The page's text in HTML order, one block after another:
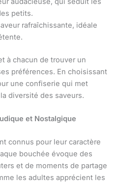
petits.
rafraîchissante, idéale
à chacun de trouver un
préférences. En choisissant
une confiserie qui met
diversité des saveurs.
et Nostalgique
connus pour leur caractère
bouchée évoque des
et de moments de partage
les adultes apprécient les